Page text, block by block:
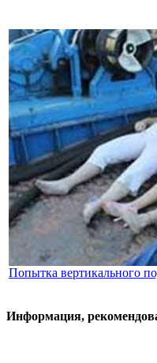
Попытка вертикального
Информация,